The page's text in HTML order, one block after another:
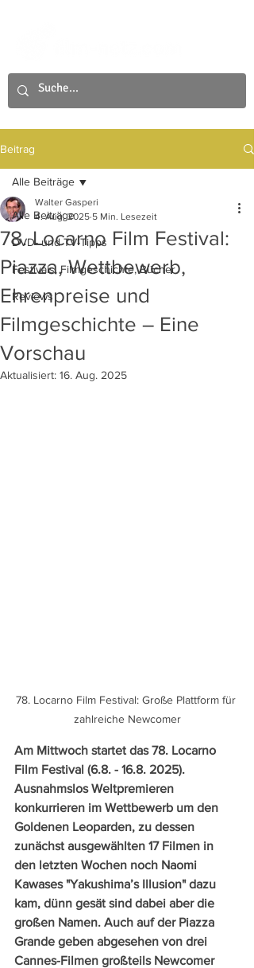
Beitrag
Alle Beiträge
DVD- und TV-Tipps
Festivals, Filmgeschichte, Bücher
Reviews
Alle Beiträge
78. Locarno Film Festival:
Piazza, Wettbewerb,
Ehrenpreise und
Filmgeschichte – Eine
Vorschau
Walter Gasperi
4. Aug. 2025 5 Min. Lesezeit
Aktualisiert: 16. Aug. 2025
78. Locarno Film Festival: Große Plattform für
zahlreiche Newcomer
Am Mittwoch startet das 78. Locarno
Film Festival (6.8. - 16.8. 2025).
Ausnahmslos Weltpremieren
konkurrieren im Wettbewerb um den
Goldenen Leoparden, zu dessen
zunächst ausgewählten 17 Filmen in
den letzten Wochen noch Naomi
Kawases "Yakushima’s Illusion" dazu
kam, dünn gesät sind dabei aber die
großen Namen. Auch auf der Piazza
Grande geben abgesehen von drei
Cannes-Filmen großteils Newcomer